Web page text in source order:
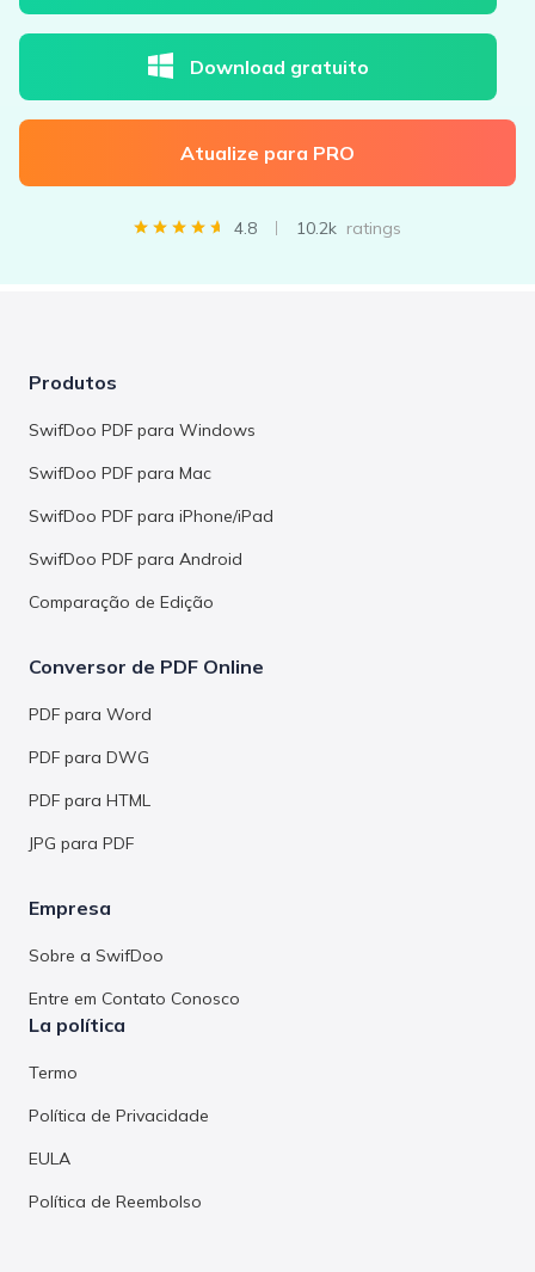
Download gratuito
Atualize para PRO
4.8 10.2k ratings
Produtos
SwifDoo PDF para Windows
SwifDoo PDF para Mac
SwifDoo PDF para iPhone/iPad
SwifDoo PDF para Android
Comparação de Edição
Conversor de PDF Online
PDF para Word
PDF para DWG
PDF para HTML
JPG para PDF
Empresa
Sobre a SwifDoo
Entre em Contato Conosco
La política
Termo
Política de Privacidade
EULA
Política de Reembolso